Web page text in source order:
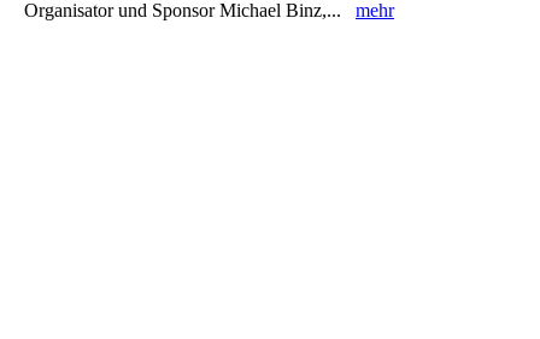
Organisator und Sponsor Michael Binz,... mehr